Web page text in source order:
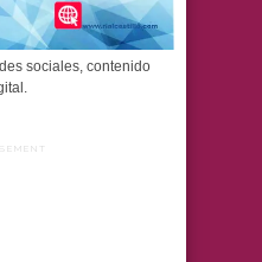
sociales, contenido